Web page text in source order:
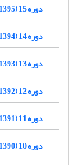
دوره 15 (1395)
دوره 14 (1394)
دوره 13 (1393)
دوره 12 (1392)
دوره 11 (1391)
دوره 10 (1390)